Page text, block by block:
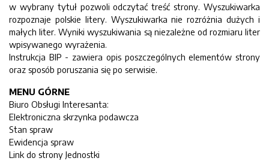
w wybrany tytuł pozwoli odczytać treść strony. Wyszukiwarka
rozpoznaje polskie litery. Wyszukiwarka nie rozróżnia dużych i
małych liter. Wyniki wyszukiwania są niezależne od rozmiaru liter
wpisywanego wyrażenia.
Instrukcja BIP - zawiera opis poszczególnych elementów strony
oraz sposób poruszania się po serwisie.
MENU GÓRNE
Biuro Obsługi Interesanta:
Elektroniczna skrzynka podawcza
Stan spraw
Ewidencja spraw
Link do strony Jednostki